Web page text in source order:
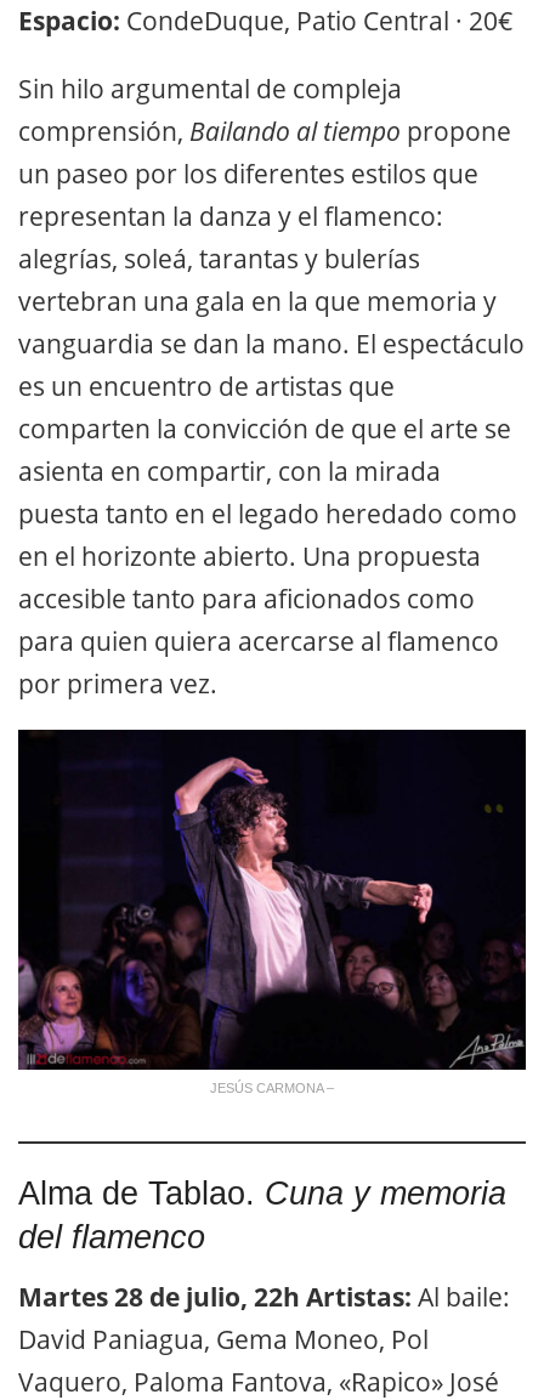
Espacio: CondeDuque, Patio Central · 20€
Sin hilo argumental de compleja
comprensión, Bailando al tiempo propone
un paseo por los diferentes estilos que
representan la danza y el flamenco:
alegrías, soleá, tarantas y bulerías
vertebran una gala en la que memoria y
vanguardia se dan la mano. El espectáculo
es un encuentro de artistas que
comparten la convicción de que el arte se
asienta en compartir, con la mirada
puesta tanto en el legado heredado como
en el horizonte abierto. Una propuesta
accesible tanto para aficionados como
para quien quiera acercarse al flamenco
por primera vez.
JESÚS CARMONA –
Alma de Tablao. Cuna y memoria
del flamenco
Martes 28 de julio, 22h Artistas: Al baile:
David Paniagua, Gema Moneo, Pol
Vaquero, Paloma Fantova, «Rapico» José